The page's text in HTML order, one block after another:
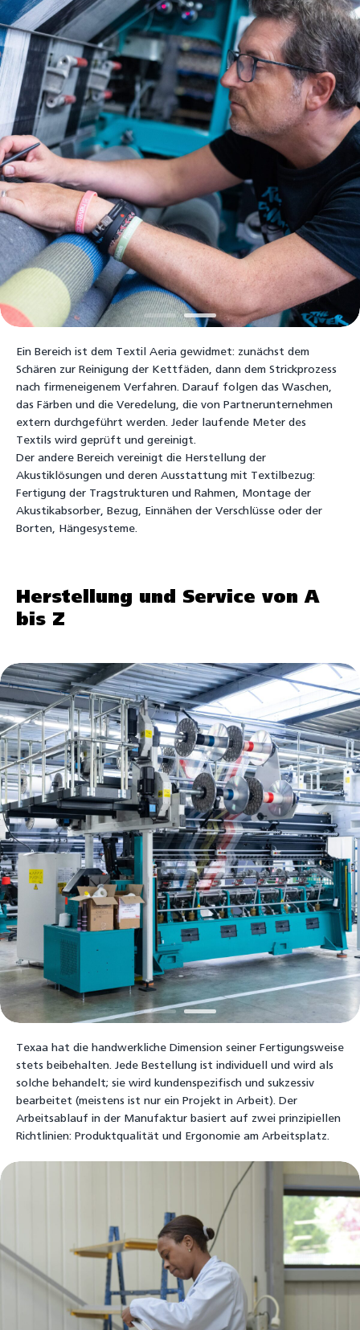
Ein Bereich ist dem Textil Aeria gewidmet: zunächst dem
Schären zur Reinigung der Kettfäden, dann dem Strickprozess
nach firmeneigenem Verfahren. Darauf folgen das Waschen,
das Färben und die Veredelung, die von Partnerunternehmen
extern durchgeführt werden. Jeder laufende Meter des
Textils wird geprüft und gereinigt.
Der andere Bereich vereinigt die Herstellung der
Akustiklösungen und deren Ausstattung mit Textilbezug:
Fertigung der Tragstrukturen und Rahmen, Montage der
Akustikabsorber, Bezug, Einnähen der Verschlüsse oder der
Borten, Hängesysteme.
Herstellung und Service von A
bis Z
Texaa hat die handwerkliche Dimension seiner Fertigungsweise
stets beibehalten. Jede Bestellung ist individuell und wird als
solche behandelt; sie wird kundenspezifisch und sukzessiv
bearbeitet (meistens ist nur ein Projekt in Arbeit). Der
Arbeitsablauf in der Manufaktur basiert auf zwei prinzipiellen
Richtlinien: Produktqualität und Ergonomie am Arbeitsplatz.